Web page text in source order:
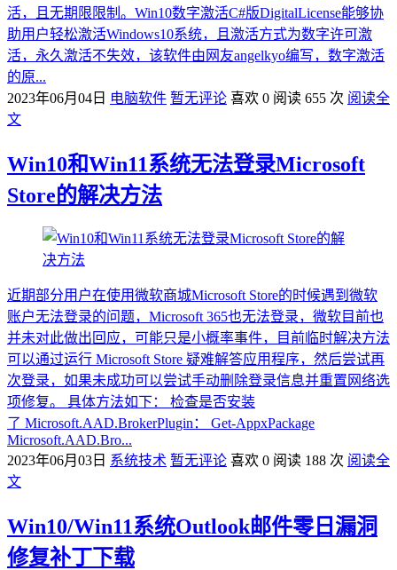
活，且无期限限制。Win10数字激活C#版DigitalLicense能够协
助用户轻松激活Windows10系统，且激活方式为数字许可激
活，永久激活不失效，该软件由网友angelkyo编写，数字激活
的原...
2023年06月04日 电脑软件 暂无评论 喜欢 0 阅读 655 次 阅读全
文
Win10和Win11系统无法登录Microsoft
Store的解决方法
近期部分用户在使用微软商城Microsoft Store的时候遇到微软
账户无法登录的问题，Microsoft 365也无法登录，微软目前也
并未对此做出回应，可能只是小概率事件，目前临时解决方法
可以通过运行 Microsoft Store 疑难解答应用程序，然后尝试再
次登录，如果未成功可以尝试手动删除登录信息并重置网络选
项修复。 具体方法如下： 检查是否安装
了 Microsoft.AAD.BrokerPlugin： Get-AppxPackage
Microsoft.AAD.Bro...
2023年06月03日 系统技术 暂无评论 喜欢 0 阅读 188 次 阅读全
文
Win10/Win11系统Outlook邮件零日漏洞
修复补丁下载